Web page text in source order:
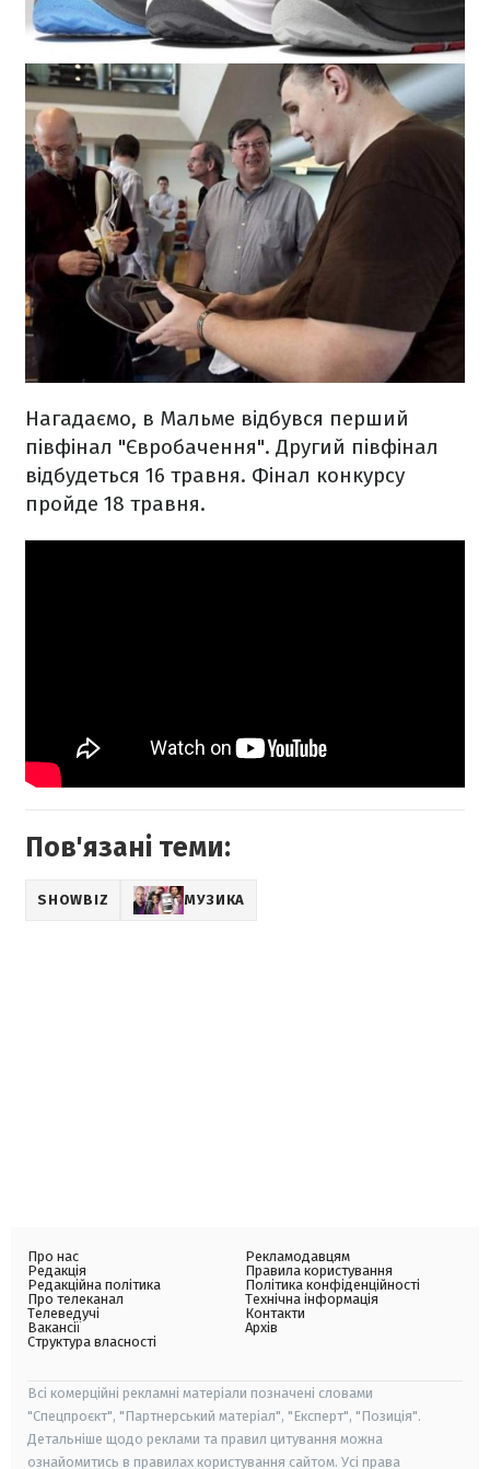
Нагадаємо, в Мальме відбувся перший
півфінал "Євробачення". Другий півфінал
відбудеться 16 травня. Фінал конкурсу
пройде 18 травня.
Пов'язані теми:
SHOWBIZ МУЗИКА
Про нас
Редакція
Редакційна політика
Про телеканал
Телеведучі
Вакансії
Структура власності
Рекламодавцям
Правила користування
Політика конфіденційності
Технічна інформація
Контакти
Архів
Всі комерційні рекламні матеріали позначені словами
"Спецпроєкт", "Партнерський матеріал", "Експерт", "Позиція".
Детальніше щодо реклами та правил цитування можна
ознайомитись в правилах користування сайтом. Усі права